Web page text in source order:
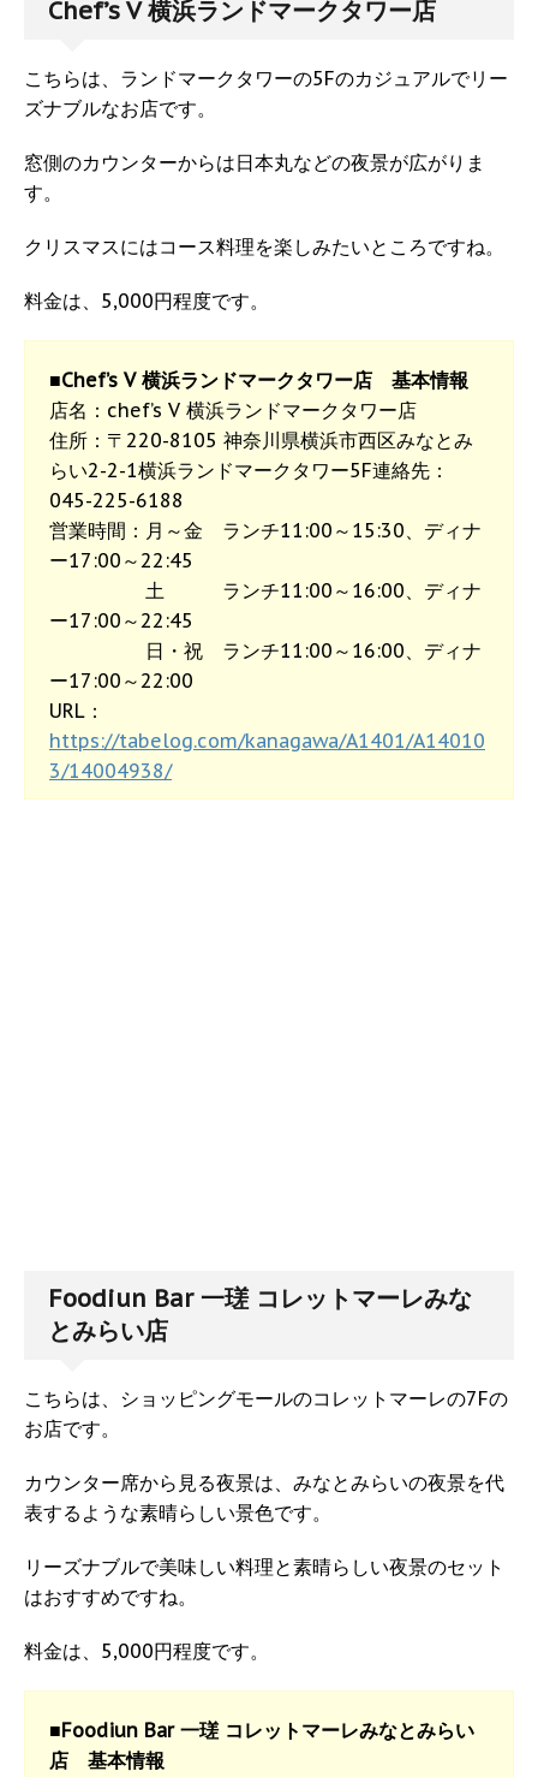
Chef’s V 横浜ランドマークタワー店
こちらは、ランドマークタワーの5Fのカジュアルでリー
ズナブルなお店です。
窓側のカウンターからは日本丸などの夜景が広がりま
す。
クリスマスにはコース料理を楽しみたいところですね。
料金は、5,000円程度です。
■Chef’s V 横浜ランドマークタワー店 基本情報
店名：chef’s V 横浜ランドマークタワー店
住所：〒220-8105 神奈川県横浜市西区みなとみ
らい2-2-1横浜ランドマークタワー5F連絡先：
045-225-6188
営業時間：月～金 ランチ11:00～15:30、ディナ
ー17:00～22:45
土 ランチ11:00～16:00、ディナ
ー17:00～22:45
日・祝 ランチ11:00～16:00、ディナ
ー17:00～22:00
URL：
https://tabelog.com/kanagawa/A1401/A14010
3/14004938/
Foodiun Bar 一瑳 コレットマーレみな
とみらい店
こちらは、ショッピングモールのコレットマーレの7Fの
お店です。
カウンター席から見る夜景は、みなとみらいの夜景を代
表するような素晴らしい景色です。
リーズナブルで美味しい料理と素晴らしい夜景のセット
はおすすめですね。
料金は、5,000円程度です。
■Foodiun Bar 一瑳 コレットマーレみなとみらい
店 基本情報